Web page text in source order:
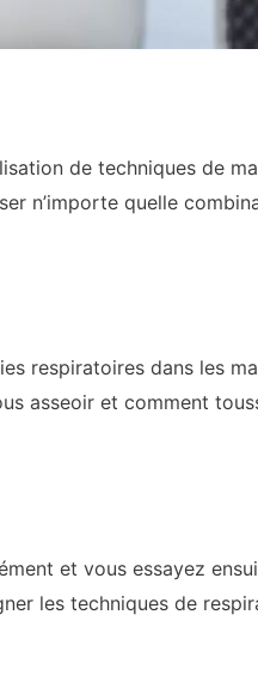
de techniques de
n’importe quelle
respiratoires dans les
asseoir et comment
et vous essayez
les techniques de